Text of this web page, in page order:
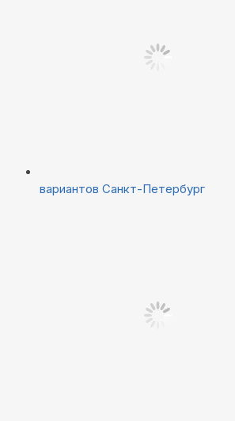
вариантов Санкт-Петербург